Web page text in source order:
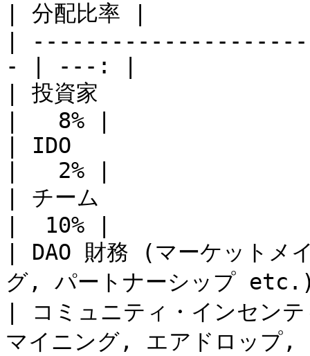
| 分配比率 |
|
- | ---: |
| 投資家
|   8% |
| IDO
|   2% |
| チーム
|  10% |
| DAO 財務 (マーケットメ
グ, パートナーシップ
| コミュニティ・インセン
マイニング, エアドロッ